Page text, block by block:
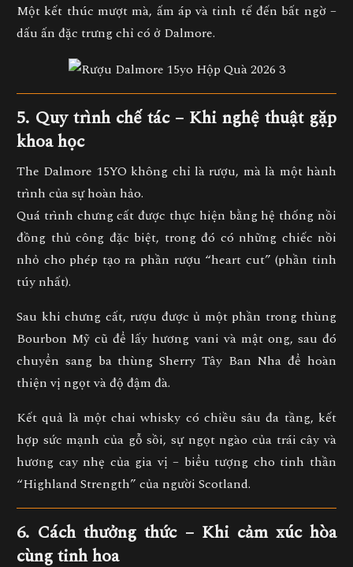
Một kết thúc mượt mà, ấm áp và tinh tế đến bất ngờ –
dấu ấn đặc trưng chỉ có ở Dalmore.
5. Quy trình chế tác – Khi nghệ thuật gặp
khoa học
The Dalmore 15YO không chỉ là rượu, mà là một hành
trình của sự hoàn hảo.
Quá trình chưng cất được thực hiện bằng hệ thống nồi
đồng thủ công đặc biệt, trong đó có những chiếc nồi
nhỏ cho phép tạo ra phần rượu “heart cut” (phần tinh
túy nhất).
Sau khi chưng cất, rượu được ủ một phần trong thùng
Bourbon Mỹ cũ để lấy hương vani và mật ong, sau đó
chuyển sang ba thùng Sherry Tây Ban Nha để hoàn
thiện vị ngọt và độ đậm đà.
Kết quả là một chai whisky có chiều sâu đa tầng, kết
hợp sức mạnh của gỗ sồi, sự ngọt ngào của trái cây và
hương cay nhẹ của gia vị – biểu tượng cho tinh thần
“Highland Strength” của người Scotland.
6. Cách thưởng thức – Khi cảm xúc hòa
cùng tinh hoa